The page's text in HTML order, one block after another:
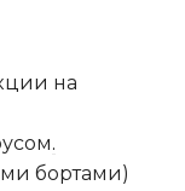
на
.
бортами)